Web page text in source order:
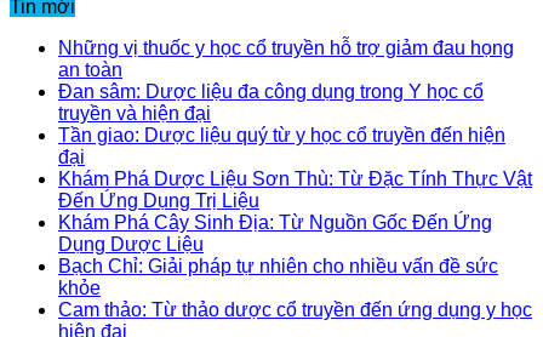
Tin mới
Những vị thuốc y học cổ truyền hỗ trợ giảm đau họng
an toàn
Đan sâm: Dược liệu đa công dụng trong Y học cổ
truyền và hiện đại
Tần giao: Dược liệu quý từ y học cổ truyền đến hiện
đại
Khám Phá Dược Liệu Sơn Thù: Từ Đặc Tính Thực Vật
Đến Ứng Dụng Trị Liệu
Khám Phá Cây Sinh Địa: Từ Nguồn Gốc Đến Ứng
Dụng Dược Liệu
Bạch Chỉ: Giải pháp tự nhiên cho nhiều vấn đề sức
khỏe
Cam thảo: Từ thảo dược cổ truyền đến ứng dụng y học
hiện đại